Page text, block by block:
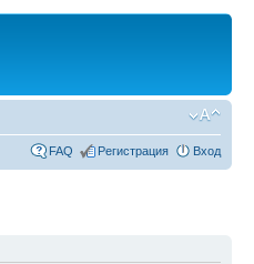
FAQ Регистрация Вход